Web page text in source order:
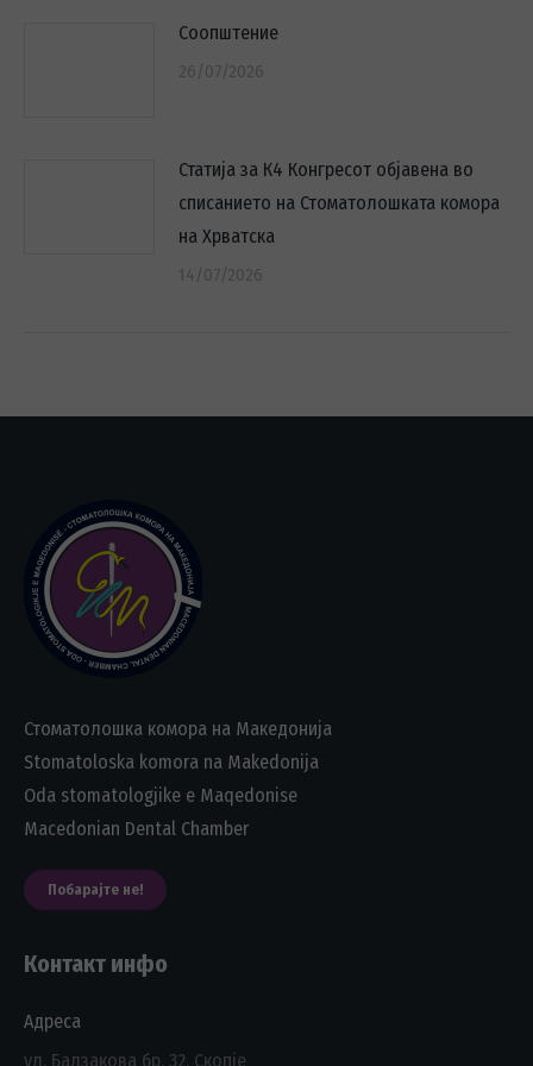
Соопштение
26/07/2026
Статија за К4 Конгресот објавена во
списанието на Стоматолошката комора
на Хрватска
14/07/2026
Стоматолошка комора на Македонија
Stomatoloska komora na Makedonija
Oda stomatologjike e Maqedonise
Macedonian Dental Chamber
Побарајте не!
Контакт инфо
Адреса
ул. Балзакова бр. 32, Скопје